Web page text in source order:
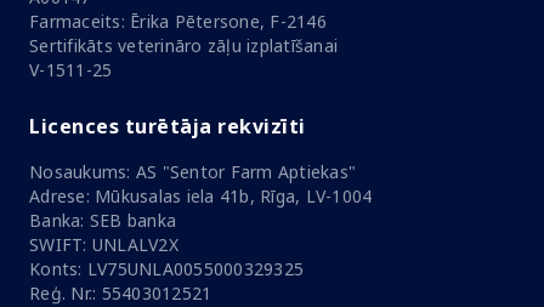
Farmaceits: Ērika Pētersone, F-2146
Sertifikāts veterināro zāļu izplatīšanai
V-1511-25
Licences turētāja rekvizīti
Nosaukums: AS "Sentor Farm Aptiekas"
Adrese: Mūkusalas iela 41b, Rīga, LV-1004
Banka: SEB banka
SWIFT: UNLALV2X
Konts: LV75UNLA0055000329325
Reģ. Nr.: 55403012521